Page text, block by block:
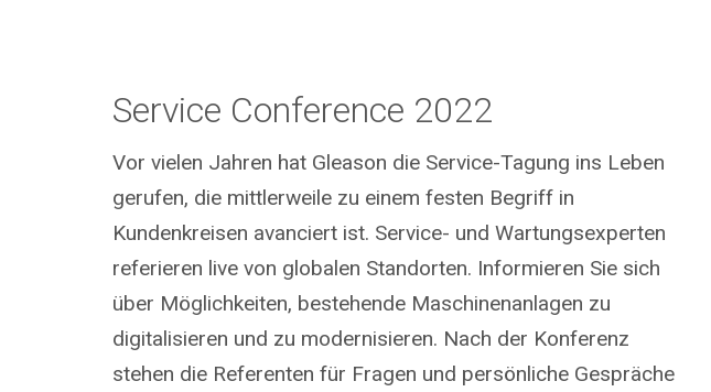
Service Conference 2022
Vor vielen Jahren hat Gleason die Service-Tagung ins Leben
gerufen, die mittlerweile zu einem festen Begriff in
Kundenkreisen avanciert ist. Service- und Wartungsexperten
referieren live von globalen Standorten. Informieren Sie sich
über Möglichkeiten, bestehende Maschinenanlagen zu
digitalisieren und zu modernisieren. Nach der Konferenz
stehen die Referenten für Fragen und persönliche Gespräche